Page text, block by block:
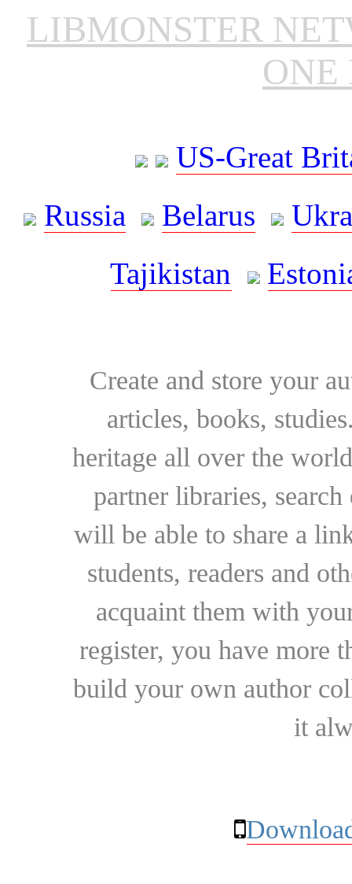
LIBMONSTER
ONE
US-Great
Russia
Belarus
Tajikistan
Create and store your
articles, books,
heritage all over the
partner libraries,
will be able to share a
students, readers and
acquaint them with
register, you have more
build your own author
it